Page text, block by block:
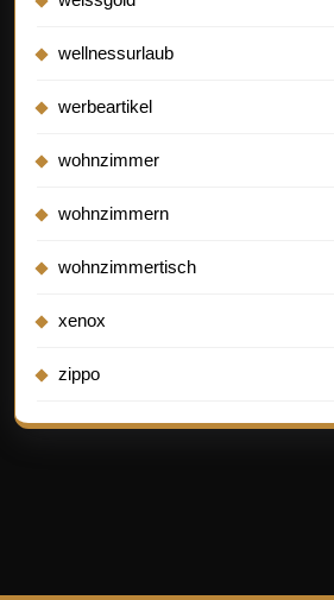
wellnessurlaub
werbeartikel
wohnzimmer
wohnzimmern
wohnzimmertisch
xenox
zippo